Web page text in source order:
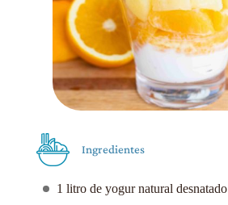
Ingredientes
1 litro de yogur natural desnatado